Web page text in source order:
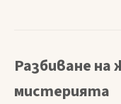
Разбиване на
мистерията